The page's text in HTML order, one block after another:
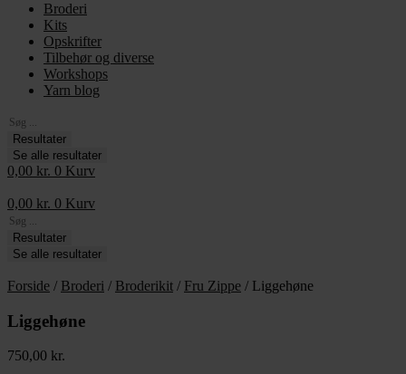
Broderi
Kits
Opskrifter
Tilbehør og diverse
Workshops
Yarn blog
Search
...Resultater
Se alle resultater
0,00 kr. 0 Kurv
0,00 kr. 0 Kurv
Search
...Resultater
Se alle resultater
Forside / Broderi / Broderikit / Fru Zippe / Liggehøne
Liggehøne
750,00 kr.